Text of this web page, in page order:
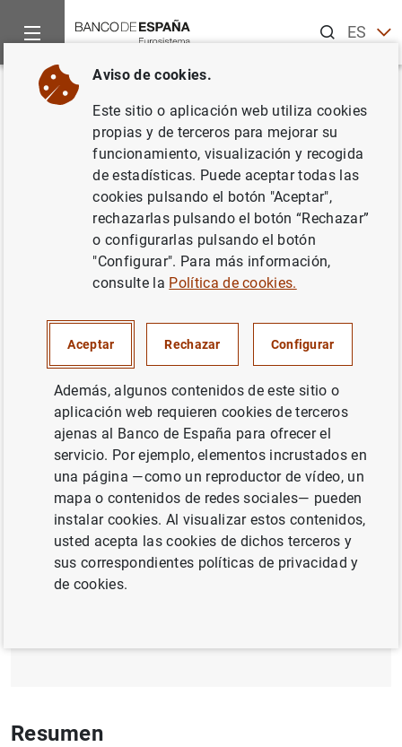
ESEN
Inicio Publicaciones
Volver
Mitigating the pro-cyclicality of
Basel II
Autor: Rafael Repullo , Jesús Saurina y
Carlos Trucharte
CRECIMIENTO ECONÓMICO Y CONVERGENCIA
CRÉDITO MÉTODOS CUANTITATIVOS
RIESGOS FINANCIEROS
Documento completo
Resumen
Aviso de cookies.
Este sitio o aplicación web utiliza cookies
propias y de terceros para mejorar su
funcionamiento, visualización y recogida
de estadísticas. Puede aceptar todas las
cookies pulsando el botón "Aceptar",
rechazarlas pulsando el botón “Rechazar”
o configurarlas pulsando el botón
"Configurar". Para más información,
consulte la Política de cookies.
Aceptar Rechazar Configurar
Además, algunos contenidos de este sitio o
aplicación web requieren cookies de terceros
ajenas al Banco de España para ofrecer el
servicio. Por ejemplo, elementos incrustados en
una página —como un reproductor de vídeo, un
mapa o contenidos de redes sociales— pueden
instalar cookies. Al visualizar estos contenidos,
usted acepta las cookies de dichos terceros y
sus correspondientes políticas de privacidad y
de cookies.